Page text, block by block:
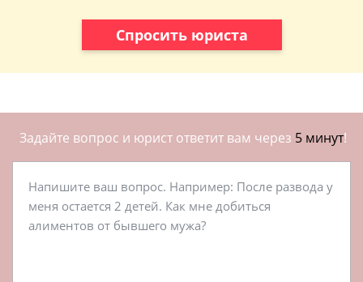
Спросить юриста
Задайте вопрос и юрист ответит вам через 5 минут!